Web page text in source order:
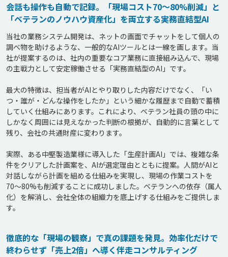
会話も操作も自動で記録。「現場コスト70〜80%削減」と
「ベテランのノウハウ資産化」を両立する実務直結型AI
当社の業務システム開発は、ネットの画面でチャットをして個人の
調べ物を助けるような、一般的なAIツールとは一線を画します。当
社が提案するのは、社内の重要なコア業務に直接組み込んで、現場
の主戦力として安定稼働させる「実務直結型のAI」です。
最大の特徴は、担当者がAIとやり取りした内容だけでなく、「い
つ・誰が・どんな操作をしたか」という細かな履歴まで自動で蓄積
していく仕組みにあります。これにより、ベテラン社員の頭の中に
しかなく周囲には見えなかった判断の根拠が、自動的に言葉として
残り、会社の共通財産に変わります。
実際、ある中堅製造業様に導入した「生産計画AI」では、複雑な条
件をクリアした計画案を、AIが選定理由とともに提案。人間がAIと
対話しながら計画を組める仕組みを実現し、現場の作業コストを
70〜80%も削減することに成功しました。ベテランへの依存（属人
化）を解消し、会社全体の組織力を底上げする仕組みをご提供しま
徹底的な「現場の観察」で真の課題を発見。効率化だけで
終わらせず「売上2倍」へ導く伴走コンサルティング